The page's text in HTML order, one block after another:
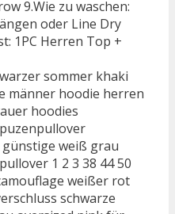
9.Wie zu waschen:
oder Line Dry
1PC Herren Top +
sommer khaki
männer hoodie herren
hoodies
weiß grau
1 2 3 38 44 50
weißer rot
schwarze